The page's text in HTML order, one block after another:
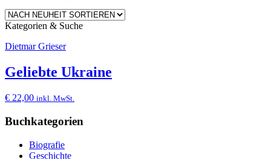
Kategorien & Suche
Dietmar Grieser
Geliebte Ukraine
€ 22,00 inkl. MwSt.
Buchkategorien
Biografie
Geschichte